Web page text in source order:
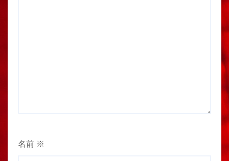
名前 ※